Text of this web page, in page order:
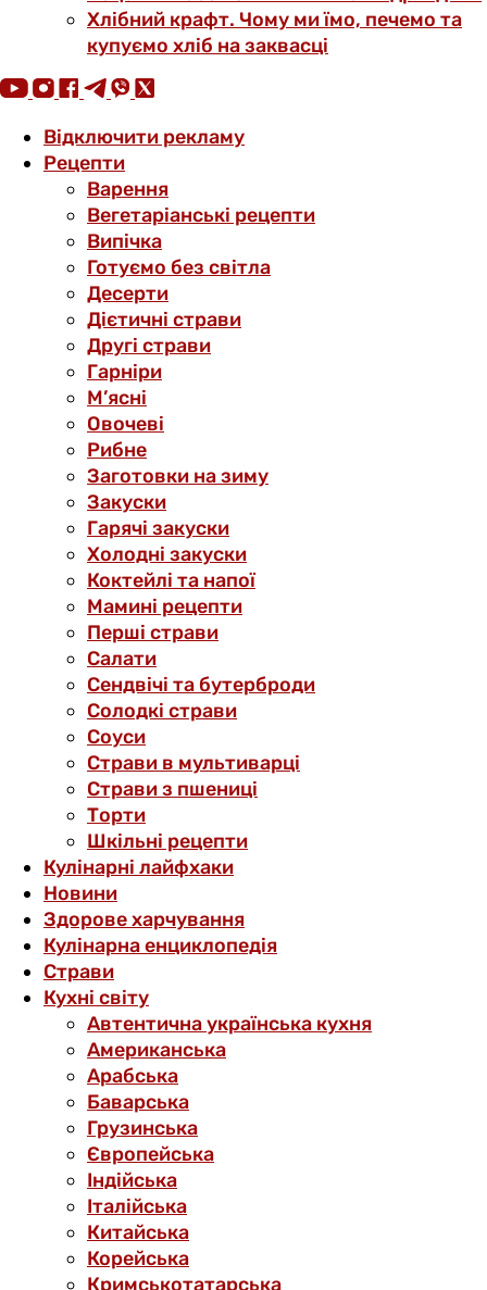
Хлібний крафт. Чому ми їмо, печемо та
купуємо хліб на заквасці
Відключити рекламу
Рецепти
Варення
Вегетаріанські рецепти
Випічка
Готуємо без світла
Десерти
Дієтичні страви
Другі страви
Гарніри
М’ясні
Овочеві
Рибне
Заготовки на зиму
Закуски
Гарячі закуски
Холодні закуски
Коктейлі та напої
Мамині рецепти
Перші страви
Салати
Сендвічі та бутерброди
Солодкі страви
Соуси
Страви в мультиварці
Страви з пшениці
Торти
Шкільні рецепти
Кулінарні лайфхаки
Новини
Здорове харчування
Кулінарна енциклопедія
Страви
Кухні світу
Автентична українська кухня
Американська
Арабська
Баварська
Грузинська
Європейська
Індійська
Італійська
Китайська
Корейська
Кримськотатарська